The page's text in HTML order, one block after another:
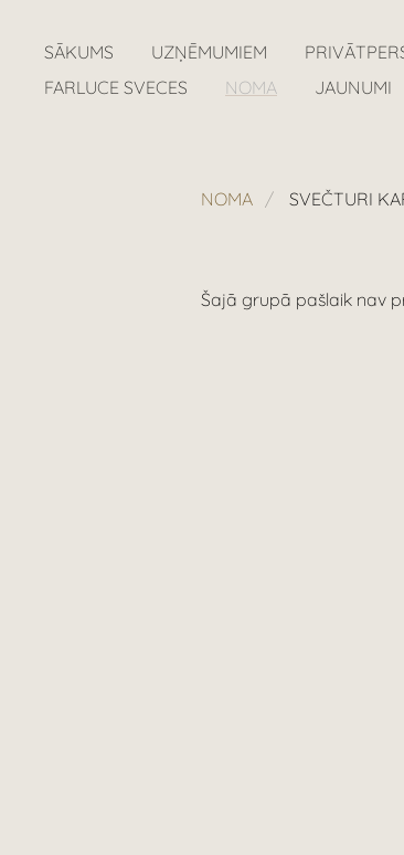
SĀKUMS UZŅĒMUMIEM
FARLUCE SVECES
NOMA JAUNUMI
NOMA SVEČTURI
Šajā grupā pašlaik nav